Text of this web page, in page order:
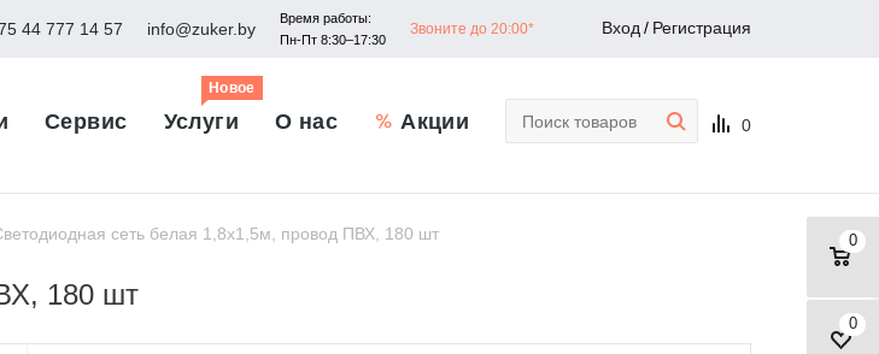
44 777 14 57 info@zuker.by
Время работы:
Пн-Пт 8:30–17:30
Звоните до 20:00* Вход / Регистрация
Сервис Услуги
Новое
О нас Акции 0
0
0
сеть белая 1,8х1,5м, провод ПВХ, 180 шт
180 шт